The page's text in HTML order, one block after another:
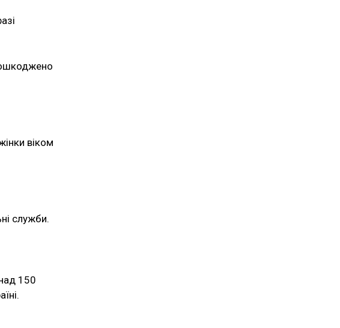
віком
служби.
150